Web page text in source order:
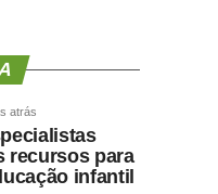
atrás
recursos para
infantil